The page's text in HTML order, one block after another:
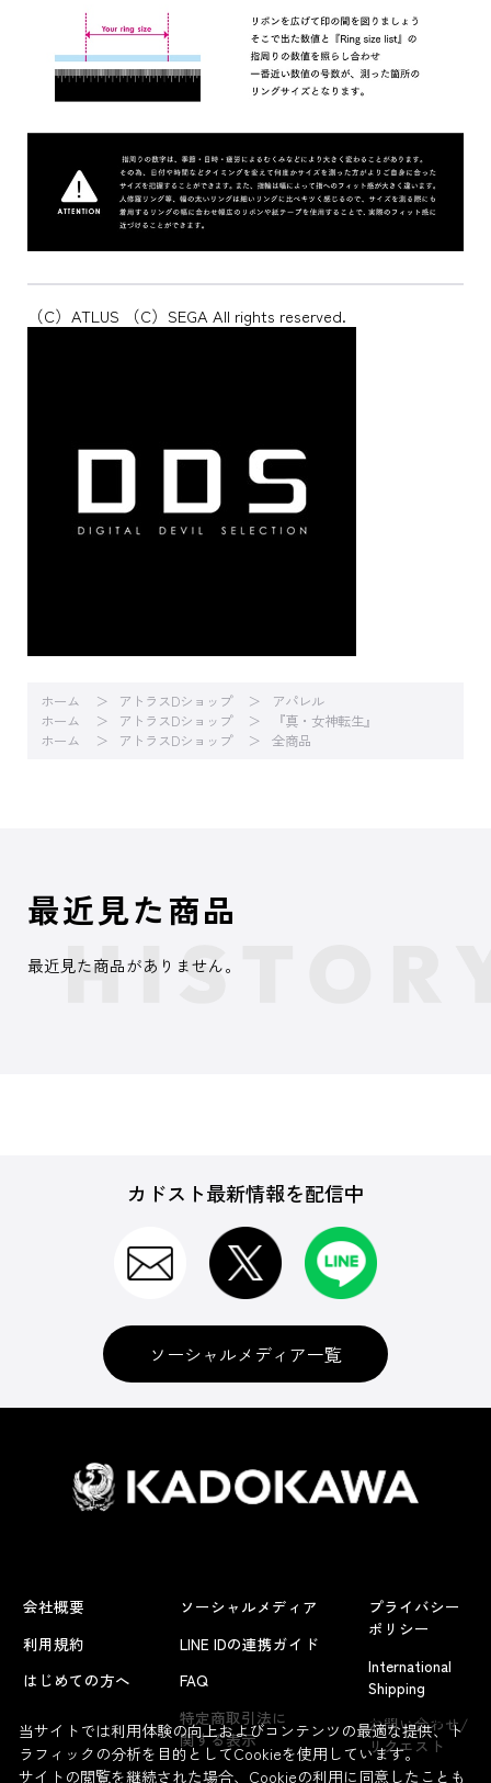
（C）ATLUS （C）SEGA All rights reserved.
ホーム アトラスDショップ
アパレル
ホーム
アトラスDショップ
『真・女神転生』
ホーム
アトラスDショップ 全商品
よくあるお問い合わせ
最近見た商品
最近見た商品がありません。
カドスト最新情報を配信中
ソーシャルメディア一覧
会社概要
利用規約
はじめての方へ
ソーシャルメディア
LINE IDの連携ガイド
FAQ
特定商取引法に
関する表示
プライバシー
ポリシー
International
Shipping
お問い合わせ/
リクエスト
当サイトでは利用体験の向上およびコンテンツの最適な提供、ト
ラフィックの分析を目的としてCookieを使用しています。
サイトの閲覧を継続された場合、Cookieの利用に同意したことも